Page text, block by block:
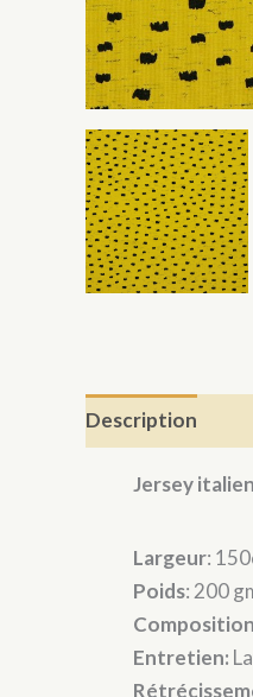
Description
Jersey
Largeur:
Poids: 200
Composition
Entretien: